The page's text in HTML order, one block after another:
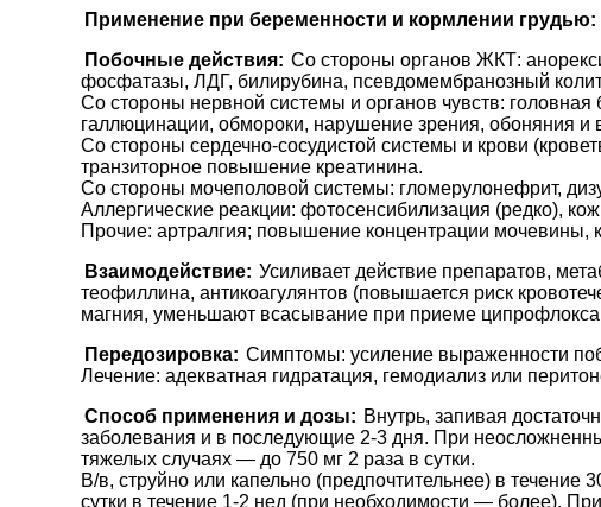
Применение при беременности и кормлении грудью:
Побочные действия: Со стороны органов ЖКТ:
фосфатазы, ЛДГ, билирубина, псевдомембранозный
Со стороны нервной системы и органов чувств:
галлюцинации, обмороки, нарушение зрения, обоняния и
Со стороны сердечно-сосудистой системы и крови
транзиторное повышение креатинина.
Со стороны мочеполовой системы: гломерулонефрит,
Аллергические реакции: фотосенсибилизация (редко),
Прочие: артралгия; повышение концентрации
Взаимодействие: Усиливает действие препаратов,
теофиллина, антикоагулянтов (повышается риск
магния, уменьшают всасывание при приеме
Передозировка: Симптомы: усиление выраженности
Лечение: адекватная гидратация, гемодиализ или
Способ применения и дозы: Внутрь, запивая
заболевания и в последующие 2-3 дня. При
тяжелых случаях — до 750 мг 2 раза в сутки.
В/в, струйно или капельно (предпочтительнее) в
сутки в течение 1-2 нед (при необходимости — более).